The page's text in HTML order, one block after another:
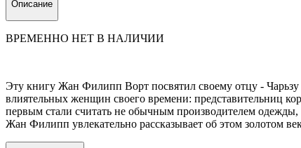
Описание
ВРЕМЕННО НЕТ В НАЛИЧИИ
Эту книгу Жан Филипп Ворт посвятил своему отцу -
влиятельных женщин своего времени: представительниц
первым стали считать не обычным производителем
Жан Филипп увлекательно рассказывает об этом золотом